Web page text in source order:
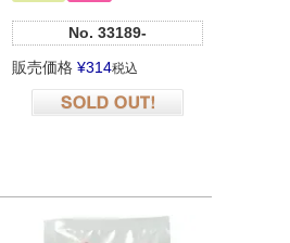
No. 33189-
販売価格 ¥314税込